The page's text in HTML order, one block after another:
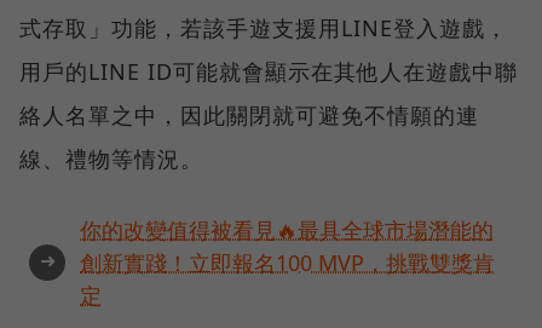
式存取」功能，若該手遊支援用LINE登入遊戲，
用戶的LINE ID可能就會顯示在其他人在遊戲中聯
絡人名單之中，因此關閉就可避免不情願的連
線、禮物等情況。
➜
你的改變值得被看見🔥最具全球市場潛能的
創新實踐！立即報名100 MVP，挑戰雙獎肯
定